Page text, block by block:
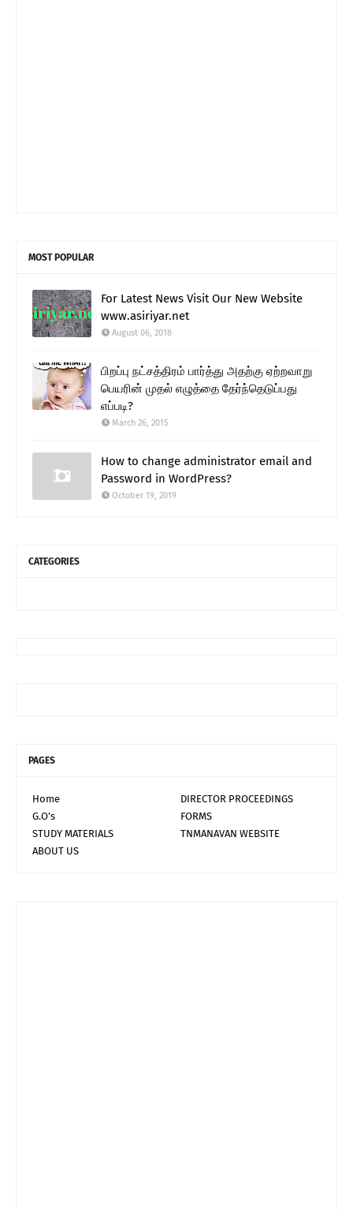
MOST POPULAR
For Latest News Visit Our New Website
www.asiriyar.net
August 06, 2018
பிறப்பு நட்சத்திரம் பார்த்து அதற்கு ஏற்றவாறு
பெயரின் முதல் எழுத்தை தேர்ந்தெடுப்பது
எப்படி?
March 26, 2015
How to change administrator email and
Password in WordPress?
October 19, 2019
CATEGORIES
PAGES
Home
DIRECTOR PROCEEDINGS
G.O's
FORMS
STUDY MATERIALS
TNMANAVAN WEBSITE
ABOUT US